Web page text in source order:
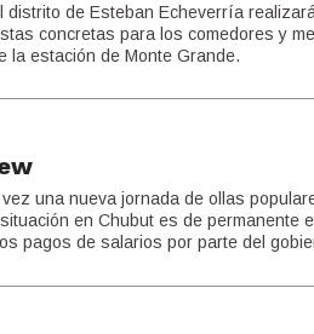
de Esteban Echeverría
concretas para los comedores y
la estación de Monte Grande.
una nueva jornada de ollas
en Chubut es de permanente
pagos de salarios por parte del